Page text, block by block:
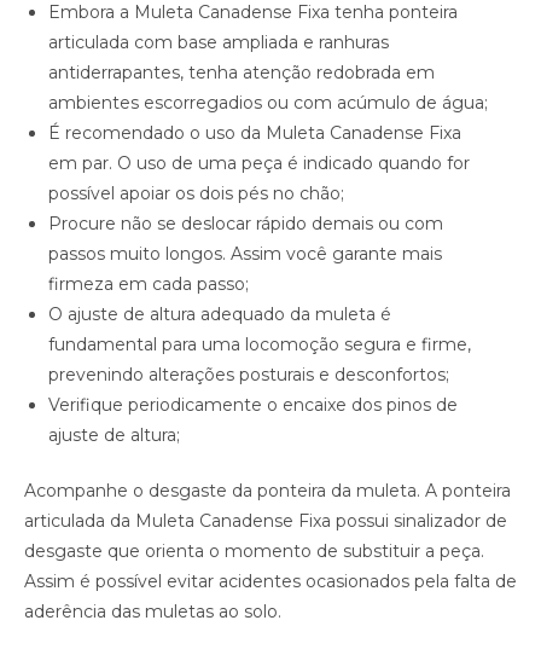
Embora a Muleta Canadense Fixa tenha ponteira
articulada com base ampliada e ranhuras
antiderrapantes, tenha atenção redobrada em
ambientes escorregadios ou com acúmulo de água;
É recomendado o uso da Muleta Canadense Fixa
em par. O uso de uma peça é indicado quando for
possível apoiar os dois pés no chão;
Procure não se deslocar rápido demais ou com
passos muito longos. Assim você garante mais
firmeza em cada passo;
O ajuste de altura adequado da muleta é
fundamental para uma locomoção segura e firme,
prevenindo alterações posturais e desconfortos;
Verifique periodicamente o encaixe dos pinos de
ajuste de altura;
Acompanhe o desgaste da ponteira da muleta. A ponteira
articulada da Muleta Canadense Fixa possui sinalizador de
desgaste que orienta o momento de substituir a peça.
Assim é possível evitar acidentes ocasionados pela falta de
aderência das muletas ao solo.